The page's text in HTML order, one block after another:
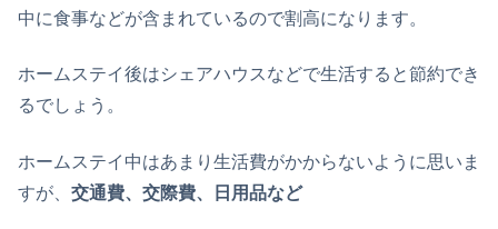
中に食事などが含まれているので割高になります。
ホームステイ後はシェアハウスなどで生活すると節約でき
るでしょう。
ホームステイ中はあまり生活費がかからないように思いま
すが、 交通費、交際費、日用品など